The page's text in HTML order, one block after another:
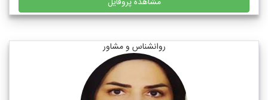
روانشناس و مشاور